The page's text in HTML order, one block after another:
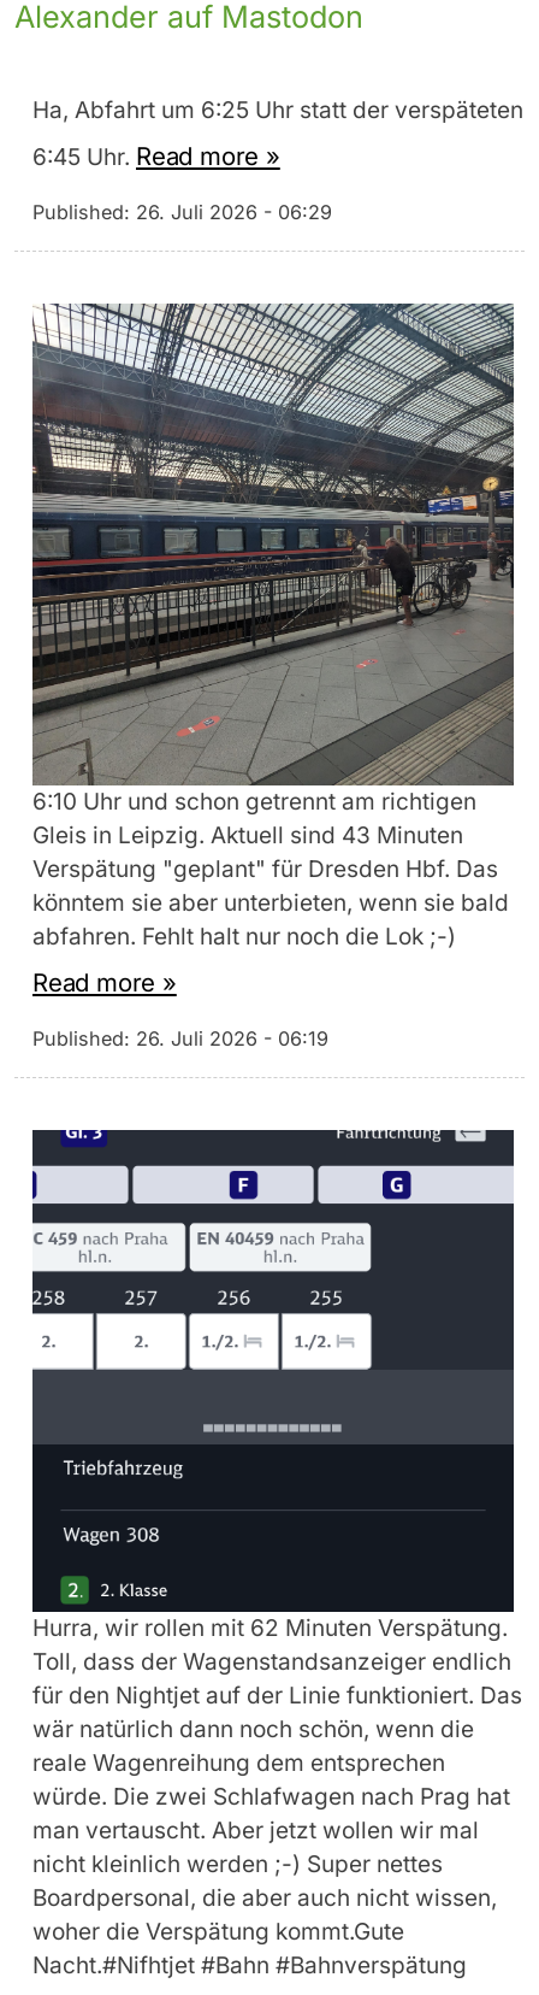
Alexander auf Mastodon
Ha, Abfahrt um 6:25 Uhr statt der verspäteten
6:45 Uhr. Read more »
Published: 26. Juli 2026 - 06:29
6:10 Uhr und schon getrennt am richtigen
Gleis in Leipzig. Aktuell sind 43 Minuten
Verspätung "geplant" für Dresden Hbf. Das
könntem sie aber unterbieten, wenn sie bald
abfahren. Fehlt halt nur noch die Lok ;-)
Read more »
Published: 26. Juli 2026 - 06:19
Hurra, wir rollen mit 62 Minuten Verspätung.
Toll, dass der Wagenstandsanzeiger endlich
für den Nightjet auf der Linie funktioniert. Das
wär natürlich dann noch schön, wenn die
reale Wagenreihung dem entsprechen
würde. Die zwei Schlafwagen nach Prag hat
man vertauscht. Aber jetzt wollen wir mal
nicht kleinlich werden ;-) Super nettes
Boardpersonal, die aber auch nicht wissen,
woher die Verspätung kommt.Gute
Nacht.#Nifhtjet #Bahn #Bahnverspätung